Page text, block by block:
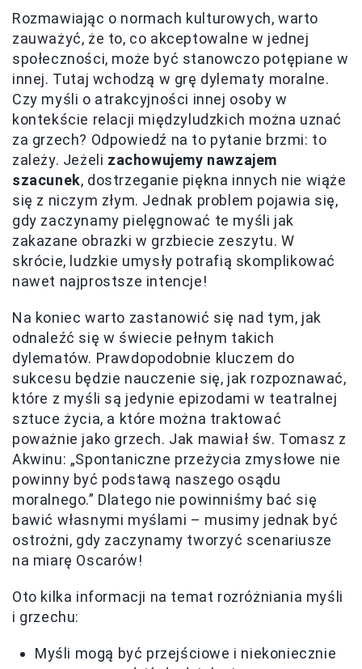
Rozmawiając o normach kulturowych, warto
zauważyć, że to, co akceptowalne w jednej
społeczności, może być stanowczo potępiane w
innej. Tutaj wchodzą w grę dylematy moralne.
Czy myśli o atrakcyjności innej osoby w
kontekście relacji międzyludzkich można uznać
za grzech? Odpowiedź na to pytanie brzmi: to
zależy. Jeżeli zachowujemy nawzajem
szacunek, dostrzeganie piękna innych nie wiąże
się z niczym złym. Jednak problem pojawia się,
gdy zaczynamy pielęgnować te myśli jak
zakazane obrazki w grzbiecie zeszytu. W
skrócie, ludzkie umysły potrafią skomplikować
nawet najprostsze intencje!
Na koniec warto zastanowić się nad tym, jak
odnaleźć się w świecie pełnym takich
dylematów. Prawdopodobnie kluczem do
sukcesu będzie nauczenie się, jak rozpoznawać,
które z myśli są jedynie epizodami w teatralnej
sztuce życia, a które można traktować
poważnie jako grzech. Jak mawiał św. Tomasz z
Akwinu: „Spontaniczne przeżycia zmysłowe nie
powinny być podstawą naszego osądu
moralnego.” Dlatego nie powinniśmy bać się
bawić własnymi myślami – musimy jednak być
ostrożni, gdy zaczynamy tworzyć scenariusze
na miarę Oscarów!
Oto kilka informacji na temat rozróżniania myśli
i grzechu:
Myśli mogą być przejściowe i niekoniecznie